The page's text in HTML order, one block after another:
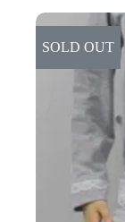
SOLD OUT